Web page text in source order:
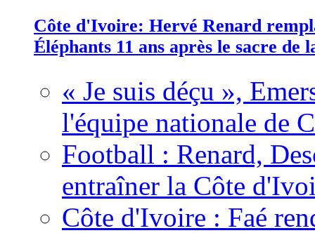
Côte d'Ivoire: Hervé Renard
Éléphants 11 ans après le sacre de
« Je suis déçu »,
l'équipe nationale de
Football : Renard,
entraîner la Côte
Côte d'Ivoire : Faé